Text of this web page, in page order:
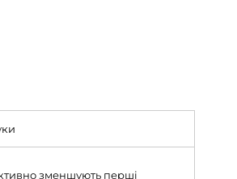
зменшують перші